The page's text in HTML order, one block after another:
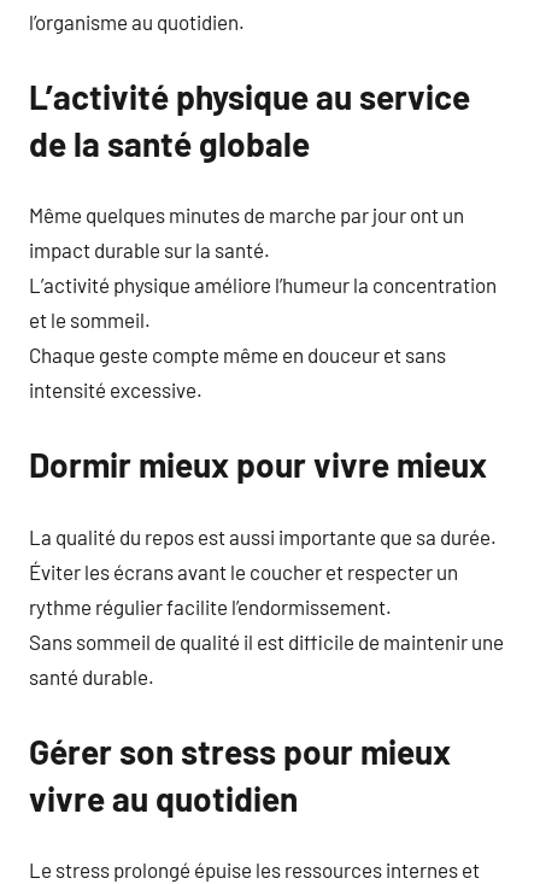
l’organisme au quotidien.
L’activité physique au service
de la santé globale
Même quelques minutes de marche par jour ont un
impact durable sur la santé.
L’activité physique améliore l’humeur la concentration
et le sommeil.
Chaque geste compte même en douceur et sans
intensité excessive.
Dormir mieux pour vivre mieux
La qualité du repos est aussi importante que sa durée.
Éviter les écrans avant le coucher et respecter un
rythme régulier facilite l’endormissement.
Sans sommeil de qualité il est difficile de maintenir une
santé durable.
Gérer son stress pour mieux
vivre au quotidien
Le stress prolongé épuise les ressources internes et